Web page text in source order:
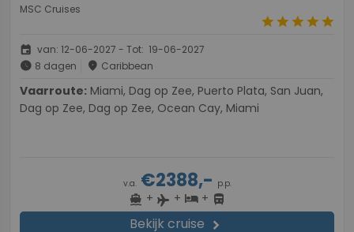
MSC Cruises
starstarstarstarstar
event van: 12-06-2027 - Tot: 19-06-2027
schedule 8 dagen place Caribbean
Vaarroute:
Dag op Zee, Dag op Zee, Ocean Cay, Miami
v.a.€2388,- p.p.
directions_boat + flight + hotel+ directions_bus
Bekijk cruise chevron_right